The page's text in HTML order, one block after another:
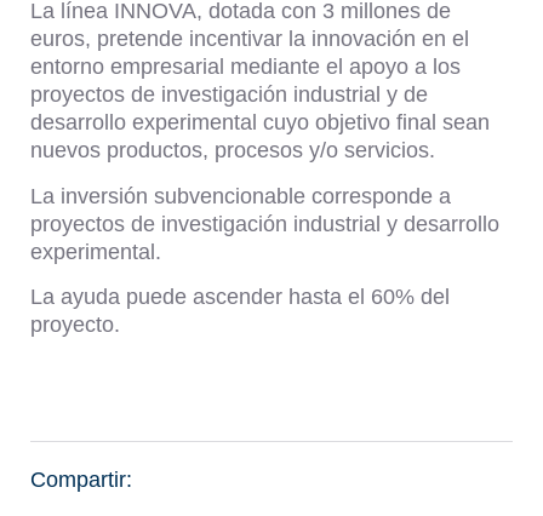
La línea INNOVA, dotada con 3 millones de
euros, pretende incentivar la innovación en el
entorno empresarial mediante el apoyo a los
proyectos de investigación industrial y de
desarrollo experimental cuyo objetivo final sean
nuevos productos, procesos y/o servicios.
La inversión subvencionable corresponde a
proyectos de investigación industrial y desarrollo
experimental.
La ayuda puede ascender hasta el 60% del
proyecto.
Compartir: